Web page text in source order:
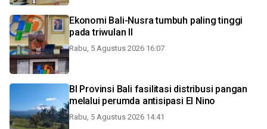
Ekonomi Bali-Nusra tumbuh paling tinggi
pada triwulan II
Rabu, 5 Agustus 2026 16:07
BI Provinsi Bali fasilitasi distribusi pangan
melalui perumda antisipasi El Nino
Rabu, 5 Agustus 2026 14:41